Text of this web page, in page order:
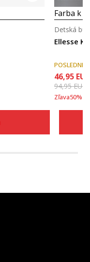
Farba k
Ellesse
Detská
POSLEDNÉ
46,95 EUR
94,95EUR
Zľava50%